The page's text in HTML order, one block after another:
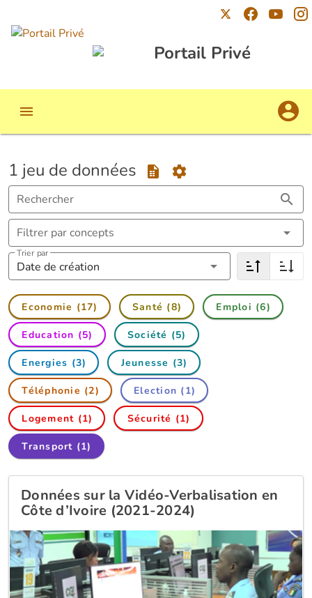
Portail Privé
1 jeu de données
Rechercher
Filtrer par concepts
Trier par
Date de création
Economie (17) Santé (8) Emploi (6)
Education (5) Société (5)
Energies (3) Jeunesse (3)
Téléphonie (2) Election (1)
Logement (1) Sécurité (1)
Transport (1)
Données sur la Vidéo-Verbalisation en
Côte d’Ivoire (2021-2024)